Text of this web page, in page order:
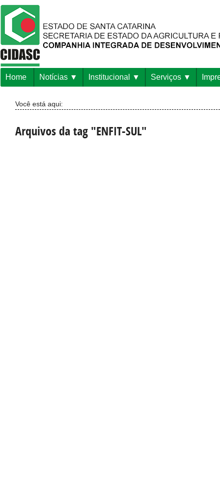
Home Notícias Institucional Serviços
Você está aqui:
Arquivos da tag "ENFIT-SUL"